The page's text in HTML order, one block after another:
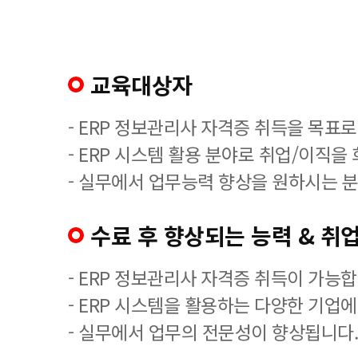
교육대상자
- ERP 정보관리사 자격증 취득을 목표
- ERP 시스템 활용 분야로 취업/이직을
- 실무에서 업무능력 향상을 원하시는 분
수료 후 향상되는 능력 & 취
- ERP 정보관리사 자격증 취득이 가능
- ERP 시스템을 활용하는 다양한 기업
- 실무에서 업무의 전문성이 향상됩니다.